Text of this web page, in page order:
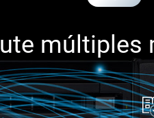
múltiples